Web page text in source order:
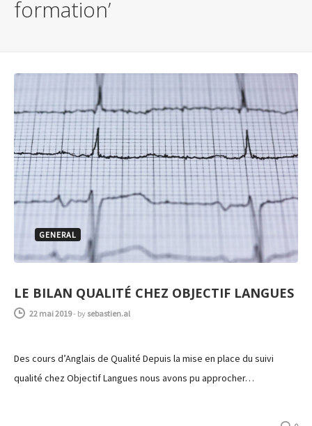
formation’
GENERAL
LE BILAN QUALITÉ CHEZ OBJECTIF LANGUES
22 mai 2019- by sebastien.al
Des cours d’Anglais de Qualité Depuis la mise en place du suivi
qualité chez Objectif Langues nous avons pu approcher…